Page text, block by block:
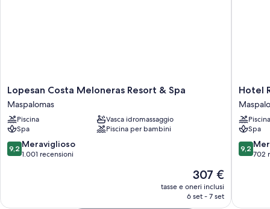
Lopesan
Costa
Meloneras
Resort
&
Spa
Maspalomas
Lopesan Costa Meloneras Resort & Spa
Maspalomas
Piscina
Vasca idromassaggio
Spa
Piscina per bambini
9.2
su
9,2 Meraviglioso
1.001 recensioni
Il
prezzo
attuale
307 €
tasse e oneri inclusi
6 set - 7 set
Hotel
Riu
Palace
Oasis
Hotel
Piscina
Spa
9.2
su
9,2
702